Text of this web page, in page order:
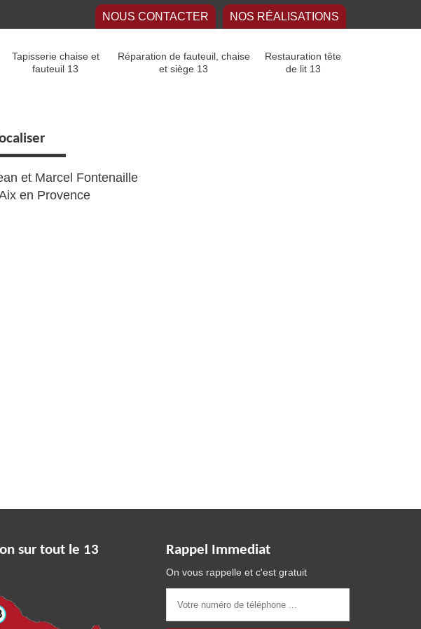
NOUS CONTACTER NOS RÉALISATIONS
Tapisserie chaise et
fauteuil 13
Réparation de fauteuil, chaise
et siège 13
Restauration tête
de lit 13
et Marcel Fontenaille
en Provence
sur tout le 13 Rappel Immediat
On vous rappelle et c'est gratuit